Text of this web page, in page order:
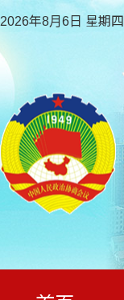
2026年8月6日 星期四